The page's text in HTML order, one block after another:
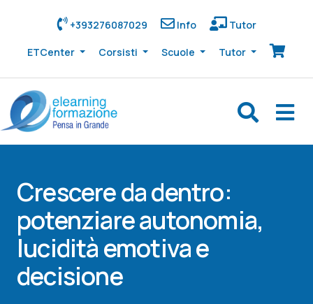
+393276087029 Info Tutor
ETCenter Corsisti Scuole Tutor
Crescere da dentro:
potenziare autonomia,
lucidità emotiva e
decisione